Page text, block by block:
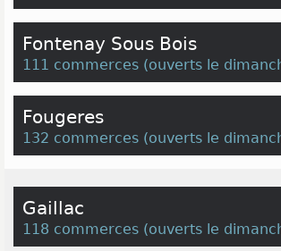
Fontenay Sous Bois
111 commerces (ouverts le
Fougeres
132 commerces (ouverts le
Gaillac
118 commerces (ouverts le